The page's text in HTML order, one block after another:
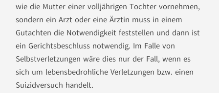
wie die Mutter einer volljährigen Tochter vornehmen,
sondern ein Arzt oder eine Ärztin muss in einem
Gutachten die Notwendigkeit feststellen und dann ist
ein Gerichtsbeschluss notwendig. Im Falle von
Selbstverletzungen wäre dies nur der Fall, wenn es
sich um lebensbedrohliche Verletzungen bzw. einen
Suizidversuch handelt.